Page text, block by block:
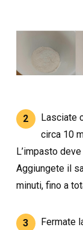
2
Lasciate
circa 10
L’impasto
Aggiungete il
minuti, fino a
3
Fermate